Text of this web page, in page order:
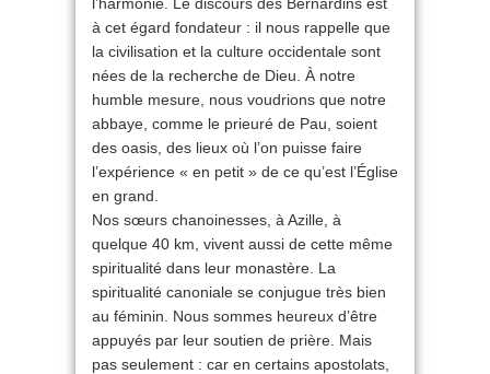
à cet égard fondateur : il nous rappelle que
la civilisation et la culture occidentale sont
nées de la recherche de Dieu. À notre
humble mesure, nous voudrions que notre
abbaye, comme le prieuré de Pau, soient
des oasis, des lieux où l’on puisse faire
l’expérience « en petit » de ce qu’est l’Église
en grand.
Nos sœurs chanoinesses, à Azille, à
quelque 40 km, vivent aussi de cette même
spiritualité dans leur monastère. La
spiritualité canoniale se conjugue très bien
au féminin. Nous sommes heureux d’être
appuyés par leur soutien de prière. Mais
pas seulement : car en certains apostolats,